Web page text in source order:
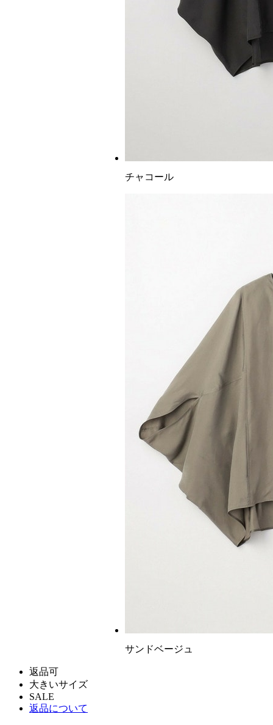
チャコール
サンドベージュ
返品可
大きいサイズ
SALE
返品について